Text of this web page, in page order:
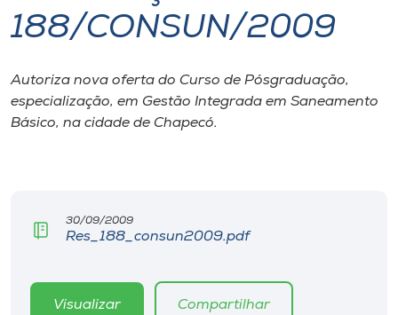
I.nova
Diplomados
Editora
188/CONSUN/2009
Autoriza nova oferta do Curso de Pósgraduação,
especialização, em Gestão Integrada em Saneamento
Básico, na cidade de Chapecó.
30/09/2009
Res_188_consun2009.pdf
Visualizar Compartilhar